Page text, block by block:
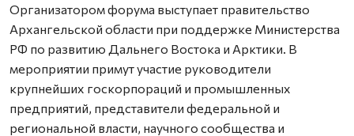
Организатором форума выступает правительство
Архангельской области при поддержке Министерства
РФ по развитию Дальнего Востока и Арктики. В
мероприятии примут участие руководители
крупнейших госкорпораций и промышленных
предприятий, представители федеральной и
региональной власти, научного сообщества и